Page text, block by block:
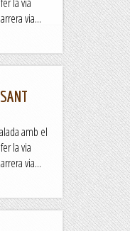
via...
amb el
la via
via...